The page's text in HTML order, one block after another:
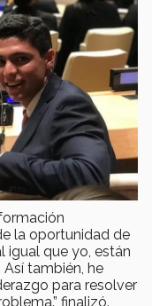
la oportunidad de
igual que yo, están
también, he
para resolver
finalizó.